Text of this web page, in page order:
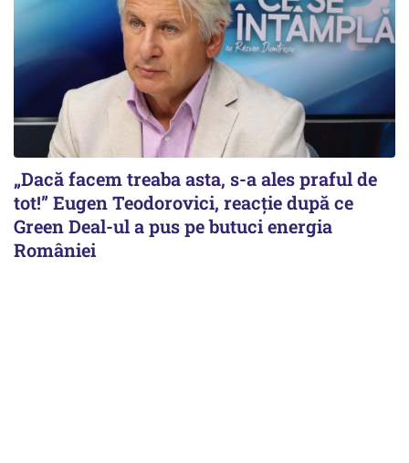
„Dacă facem treaba asta, s-a ales praful de
tot!” Eugen Teodorovici, reacție după ce
Green Deal-ul a pus pe butuci energia
României